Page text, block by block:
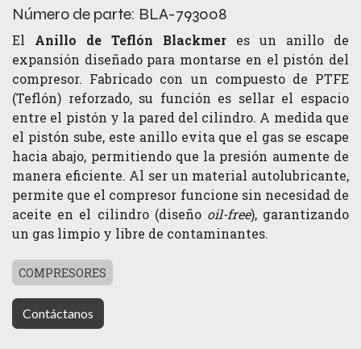
Número de parte: BLA-793008
El Anillo de Teflón Blackmer es un anillo de
expansión diseñado para montarse en el pistón del
compresor. Fabricado con un compuesto de PTFE
(Teflón) reforzado, su función es sellar el espacio
entre el pistón y la pared del cilindro. A medida que
el pistón sube, este anillo evita que el gas se escape
hacia abajo, permitiendo que la presión aumente de
manera eficiente. Al ser un material autolubricante,
permite que el compresor funcione sin necesidad de
aceite en el cilindro (diseño oil-free), garantizando
un gas limpio y libre de contaminantes.
COMPRESORES
Contáctanos